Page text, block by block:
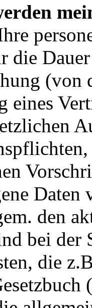
die Dauer
eines
den
bei der
die